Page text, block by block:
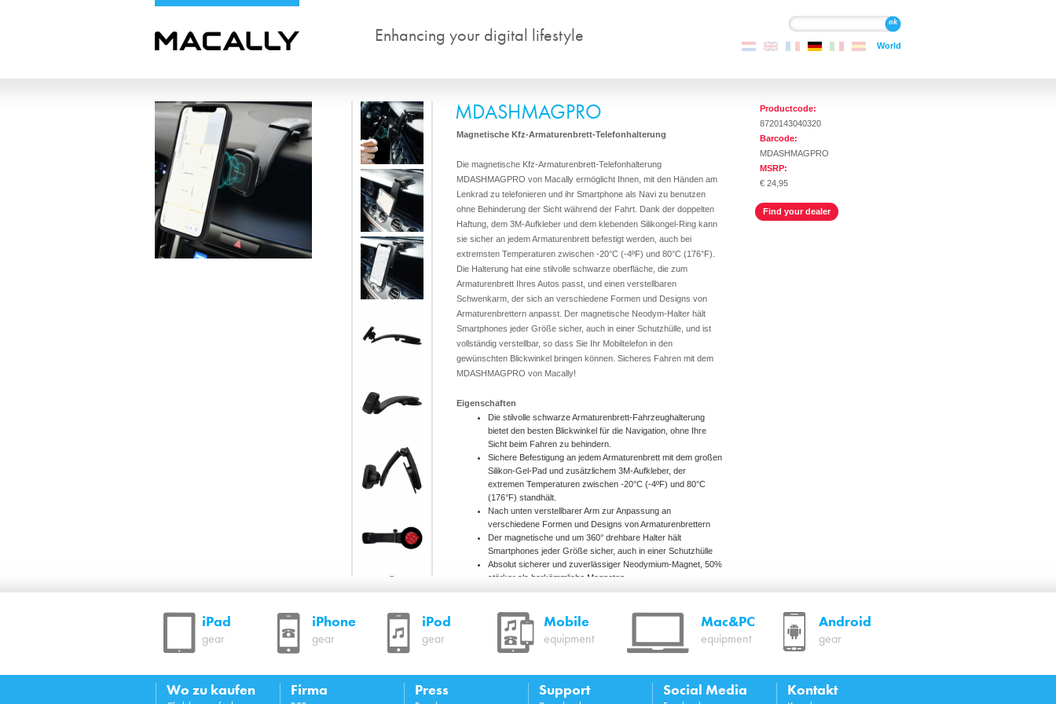
Enhancing your digital lifestyle Suche
World
MDASHMAGPRO
Magnetische Kfz-Armaturenbrett-Telefonhalterung
Die magnetische Kfz-Armaturenbrett-Telefonhalterung
MDASHMAGPRO von Macally ermöglicht Ihnen, mit den Händen am
Lenkrad zu telefonieren und ihr Smartphone als Navi zu benutzen
ohne Behinderung der Sicht während der Fahrt. Dank der doppelten
Haftung, dem 3M-Aufkleber und dem klebenden Silikongel-Ring kann
sie sicher an jedem Armaturenbrett befestigt werden, auch bei
extremsten Temperaturen zwischen -20°C (-4ºF) und 80°C (176°F).
Die Halterung hat eine stilvolle schwarze oberfläche, die zum
Armaturenbrett Ihres Autos passt, und einen verstellbaren
Schwenkarm, der sich an verschiedene Formen und Designs von
Armaturenbrettern anpasst. Der magnetische Neodym-Halter hält
Smartphones jeder Größe sicher, auch in einer Schutzhülle, und ist
vollständig verstellbar, so dass Sie Ihr Mobiltelefon in den
gewünschten Blickwinkel bringen können. Sicheres Fahren mit dem
MDASHMAGPRO von Macally!
Eigenschaften
Die stilvolle schwarze Armaturenbrett-Fahrzeughalterung
bietet den besten Blickwinkel für die Navigation, ohne Ihre
Sicht beim Fahren zu behindern.
Sichere Befestigung an jedem Armaturenbrett mit dem großen
Silikon-Gel-Pad und zusätzlichem 3M-Aufkleber, der
extremen Temperaturen zwischen -20°C (-4ºF) und 80°C
(176°F) standhält.
Nach unten verstellbarer Arm zur Anpassung an
verschiedene Formen und Designs von Armaturenbrettern
Der magnetische und um 360° drehbare Halter hält
Smartphones jeder Größe sicher, auch in einer Schutzhülle
Absolut sicherer und zuverlässiger Neodymium-Magnet, 50%
stärker als herkömmliche Magneten
Systemanforderungen
iPhone, Smartphone und Mobilgerät
Verpackungsinhalt
MDASHMAGPRO, 2 Metallplatten und Bedienungsanleitung
Productcode:
8720143040320
Barcode:
MDASHMAGPRO
MSRP:
€ 24,95
Find your dealer
iPad
gear
iPhone
gear
iPod
gear
Mobile
equipment
Mac&PC
equipment
Android
gear
Wo zu kaufen Firma Press Support Social Media Kontakt